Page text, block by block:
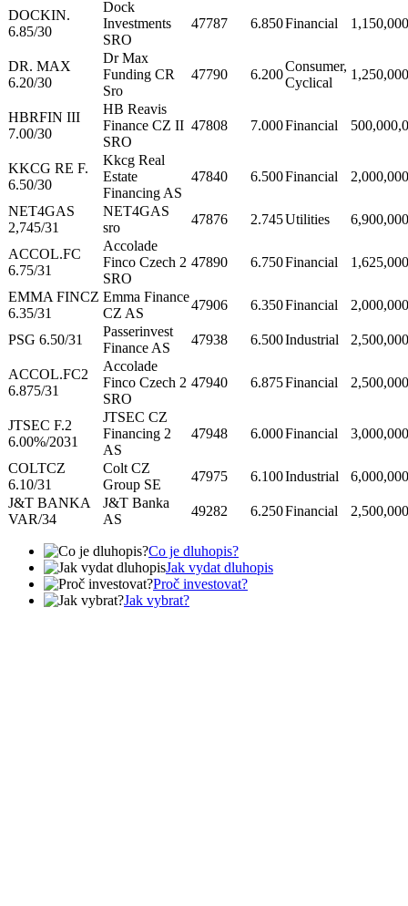
DOCKIN.
6.85/30
Dock
Investments
SRO
47787 6.850Financial
DR. MAX
6.20/30
Dr Max
Funding CR
Sro
47790 6.200
Consumer,
Cyclical
HBRFIN III
7.00/30
HB Reavis
Finance CZ II
SRO
47808 7.000Financial
KKCG RE F.
6.50/30
Kkcg Real
Estate
Financing AS
47840 6.500Financial
NET4GAS
2,745/31
NET4GAS
sro
47876 2.745Utilities
ACCOL.FC
6.75/31
Accolade
Finco Czech 2
SRO
47890 6.750Financial
EMMA FINCZ
6.35/31
Emma Finance
CZ AS
47906 6.350Financial
PSG 6.50/31
Passerinvest
Finance AS
47938 6.500Industrial
ACCOL.FC2
6.875/31
Accolade
Finco Czech 2
SRO
47940 6.875Financial
JTSEC F.2
6.00%/2031
JTSEC CZ
Financing 2
AS
47948 6.000Financial
COLTCZ
6.10/31
Colt CZ
Group SE
47975 6.100Industrial
J&T BANKA
VAR/34
J&T Banka
AS
49282 6.250Financial
Co je dluhopis?
Jak vydat dluhopis
Proč investovat?
Jak vybrat?